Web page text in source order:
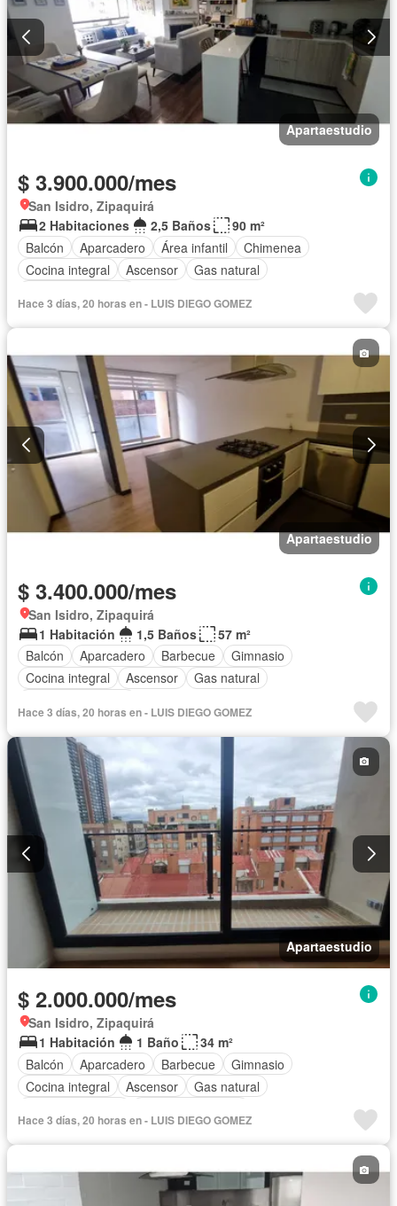
Apartaestudio
$ 3.900.000/mes
San Isidro, Zipaquirá
2 Habitaciones
2,5 Baños
90 m²
Balcón
Aparcadero Área infantil
Chimenea
Cocina integral
Ascensor
Gas natural
Hace 3 días, 20 horas en - LUIS DIEGO GOMEZ
Apartaestudio
$ 3.400.000/mes
San Isidro, Zipaquirá
1 Habitación
1,5 Baños
57 m²
Balcón
Aparcadero Barbecue
Gimnasio
Cocina integral
Ascensor
Gas natural
Hace 3 días, 20 horas en - LUIS DIEGO GOMEZ
Apartaestudio
$ 2.000.000/mes
San Isidro, Zipaquirá
1 Habitación
1 Baño
34 m²
Balcón
Aparcadero Barbecue
Gimnasio
Cocina integral
Ascensor
Gas natural
Hace 3 días, 20 horas en - LUIS DIEGO GOMEZ